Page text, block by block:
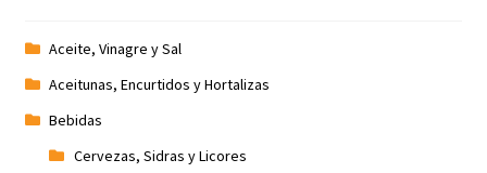
Aceite, Vinagre y Sal
Aceitunas, Encurtidos y Hortalizas
Bebidas
Cervezas, Sidras y Licores